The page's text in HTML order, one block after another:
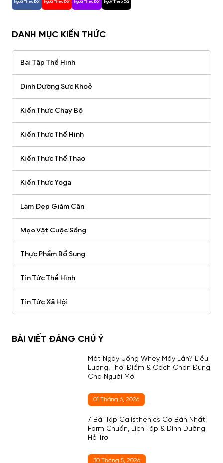
Người Theo Dõi Người Theo Dõi Người Theo Dõi Người Theo Dõi
DANH MỤC KIẾN THỨC
Bài Tập Thể Hình
Dinh Dưỡng Sức Khoẻ
Kiến Thức Chạy Bộ
Kiến Thức Thể Hình
Kiến Thức Thể Thao
Kiến Thức Yoga
Làm Đẹp Giảm Cân
Mẹo Vặt Cuộc Sống
Thực Phẩm Bổ Sung
Tin Tức Thể Hình
Tin Tức Xã Hội
BÀI VIẾT ĐÁNG CHÚ Ý
Một Ngày Uống Whey Mấy Lần? Liều
Lượng, Thời Điểm & Cách Chọn Đúng
Cho Người Mới
01 Tháng 6, 2026
7 Bài Tập Calisthenics Cơ Bản Nhất:
Form Chuẩn, Lịch Tập & Dinh Dưỡng
Hỗ Trợ
30 Tháng 5, 2026